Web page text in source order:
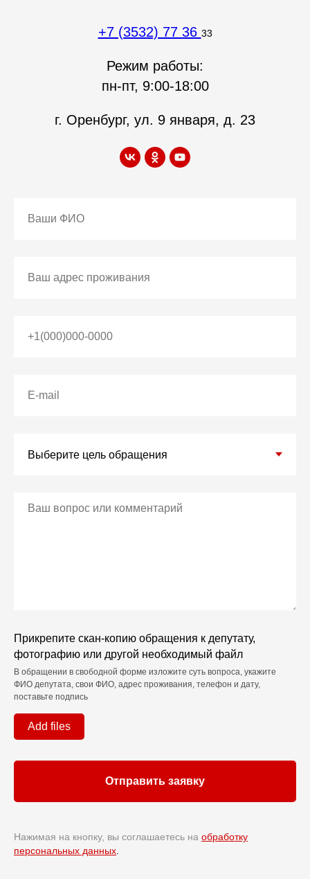
+7 (3532) 77 36 33
Режим работы:
пн-пт, 9:00-18:00
г. Оренбург, ул. 9 января, д. 23
Прикрепите скан-копию обращения к депутату,
фотографию или другой необходимый файл
В обращении в свободной форме изложите суть вопроса, укажите
ФИО депутата, свои ФИО, адрес проживания, телефон и дату,
поставьте подпись
Add files
Отправить заявку
Нажимая на кнопку, вы соглашаетесь на обработку
персональных данных